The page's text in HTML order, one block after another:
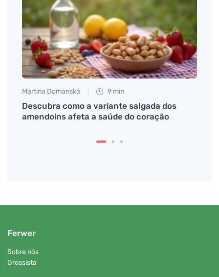
Martina Domanská 9 min
Descubra como a variante salgada dos
amendoins afeta a saúde do coração
Ferwer
Sobre nós
Grossista